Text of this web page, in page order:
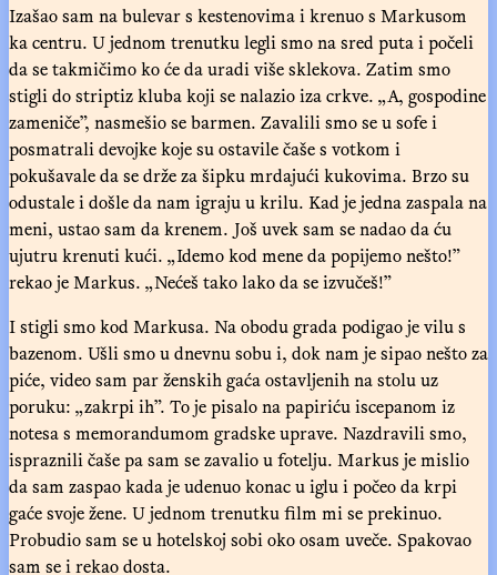
Izašao sam na bulevar s kestenovima i krenuo s Markusom
ka centru. U jednom trenutku legli smo na sred puta i počeli
da se takmičimo ko će da uradi više sklekova. Zatim smo
stigli do striptiz kluba koji se nalazio iza crkve. „A, gospodine
zameniče”, nasmešio se barmen. Zavalili smo se u sofe i
posmatrali devojke koje su ostavile čaše s votkom i
pokušavale da se drže za šipku mrdajući kukovima. Brzo su
odustale i došle da nam igraju u krilu. Kad je jedna zaspala na
meni, ustao sam da krenem. Još uvek sam se nadao da ću
ujutru krenuti kući. „Idemo kod mene da popijemo nešto!”
rekao je Markus. „Nećeš tako lako da se izvučeš!”
I stigli smo kod Markusa. Na obodu grada podigao je vilu s
bazenom. Ušli smo u dnevnu sobu i, dok nam je sipao nešto za
piće, video sam par ženskih gaća ostavljenih na stolu uz
poruku: „zakrpi ih”. To je pisalo na papiriću iscepanom iz
notesa s memorandumom gradske uprave. Nazdravili smo,
ispraznili čaše pa sam se zavalio u fotelju. Markus je mislio
da sam zaspao kada je udenuo konac u iglu i počeo da krpi
gaće svoje žene. U jednom trenutku film mi se prekinuo.
Probudio sam se u hotelskoj sobi oko osam uveče. Spakovao
sam se i rekao dosta.